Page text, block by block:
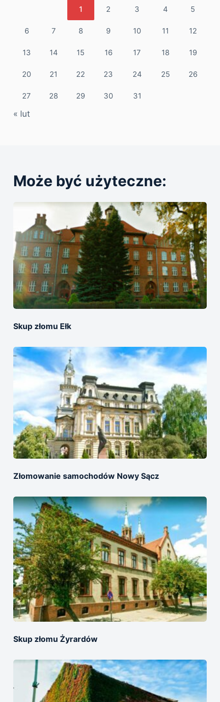
1 2 3 4 5
6 7 8 9 10 11 12
13 14 15 16 17 18 19
20 21 22 23 24 25 26
27 28 29 30 31
« lut
Może być użyteczne:
Skup złomu Ełk
Złomowanie samochodów Nowy Sącz
Skup złomu Żyrardów